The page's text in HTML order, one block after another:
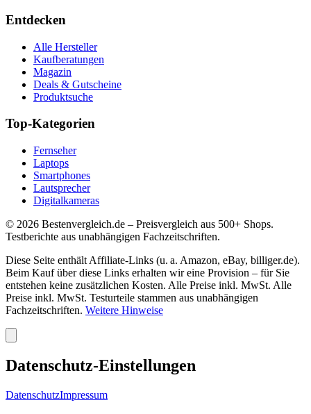
Entdecken
Alle Hersteller
Kaufberatungen
Magazin
Deals & Gutscheine
Produktsuche
Top-Kategorien
Fernseher
Laptops
Smartphones
Lautsprecher
Digitalkameras
© 2026 Bestenvergleich.de – Preisvergleich aus 500+ Shops.
Testberichte aus unabhängigen Fachzeitschriften.
Diese Seite enthält Affiliate-Links (u. a. Amazon, eBay, billiger.de).
Beim Kauf über diese Links erhalten wir eine Provision – für Sie
entstehen keine zusätzlichen Kosten. Alle Preise inkl. MwSt. Alle
Preise inkl. MwSt. Testurteile stammen aus unabhängigen
Fachzeitschriften. Weitere Hinweise
Datenschutz-Einstellungen
DatenschutzImpressum